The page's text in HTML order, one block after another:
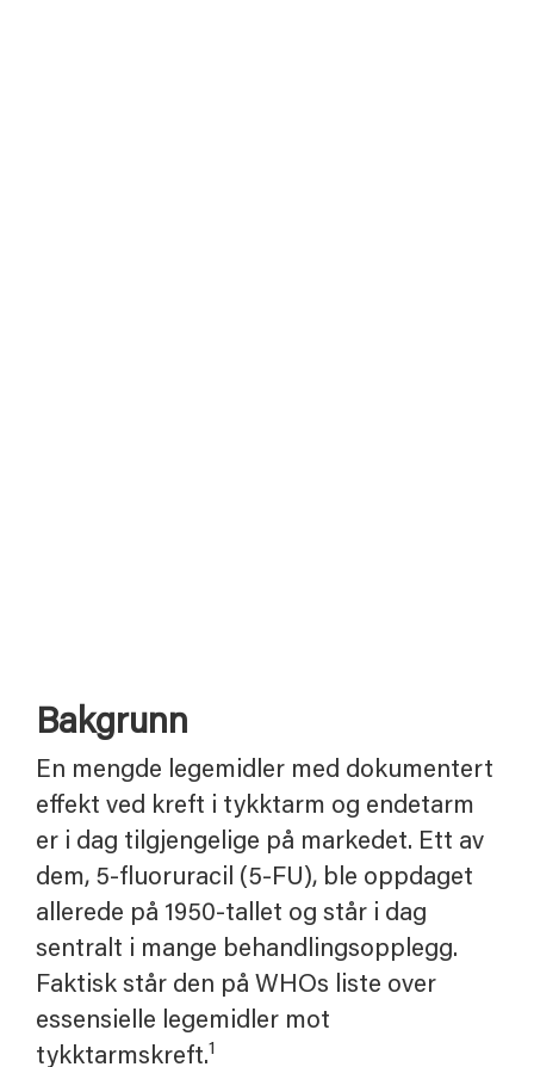
Bakgrunn
En mengde legemidler med dokumentert
effekt ved kreft i tykktarm og endetarm
er i dag tilgjengelige på markedet. Ett av
dem, 5-fluoruracil (5-FU), ble oppdaget
allerede på 1950-tallet og står i dag
sentralt i mange behandlingsopplegg.
Faktisk står den på WHOs liste over
essensielle legemidler mot
tykktarmskreft.1